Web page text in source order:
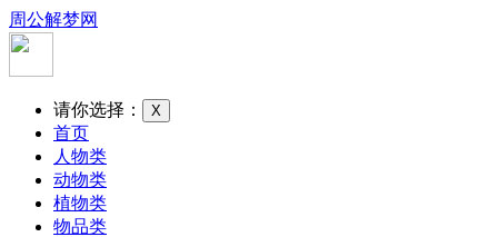
周公解梦网
请你选择： X
首页
人物类
动物类
植物类
物品类